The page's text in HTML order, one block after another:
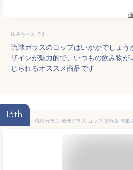
ゆみちゃんです
琉球ガラスのコップはいかがでしょ
ザインが魅力的で、いつもの飲み物
じられるオススメ商品です
13th